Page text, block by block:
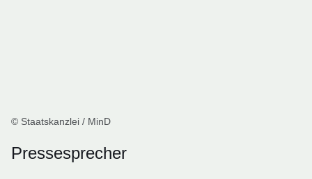
© Staatskanzlei / MinD
Pressesprecher